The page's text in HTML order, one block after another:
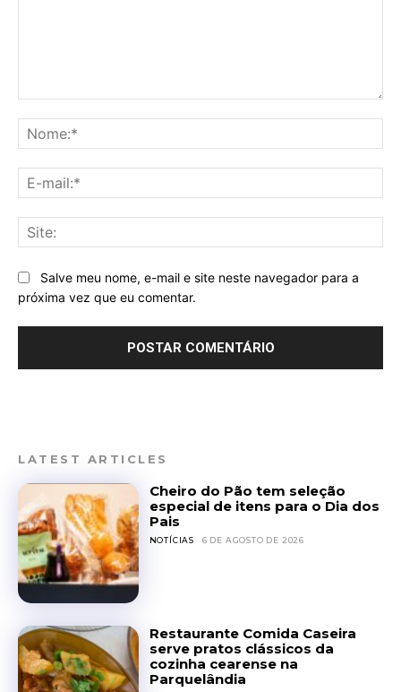
Salve meu nome, e-mail e site neste navegador para a
próxima vez que eu comentar.
LATEST ARTICLES
Cheiro do Pão tem seleção
especial de itens para o Dia dos
Pais
NOTÍCIAS 6 DE AGOSTO DE 2026
Restaurante Comida Caseira
serve pratos clássicos da
cozinha cearense na
Parquelândia